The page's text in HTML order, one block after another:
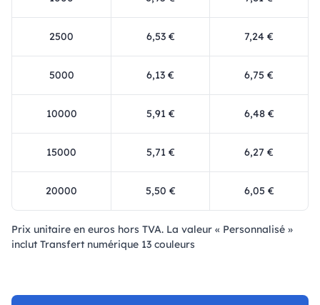
2500 6,53 € 7,24 €
5000 6,13 € 6,75 €
10000 5,91 € 6,48 €
15000 5,71 € 6,27 €
20000 5,50 € 6,05 €
Prix ​​unitaire en euros hors TVA. La valeur « Personnalisé »
inclut Transfert numérique 13 couleurs